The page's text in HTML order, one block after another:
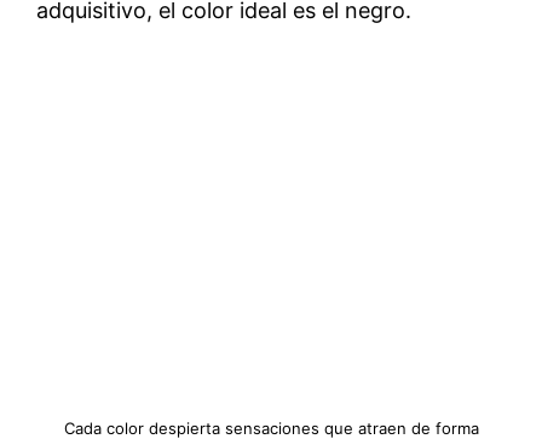
adquisitivo, el color ideal es el negro.
Cada color despierta sensaciones que atraen de forma